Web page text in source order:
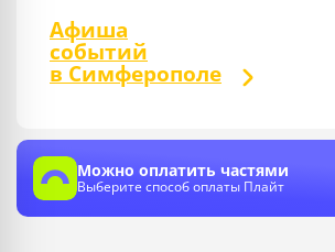
Афиша
событий
в Симферополе
Можно оплатить частями
Выберите способ оплаты Плайт